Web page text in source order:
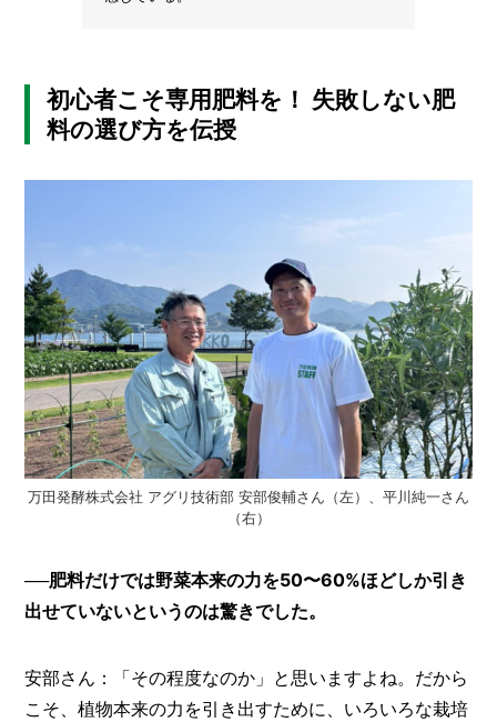
初心者こそ専用肥料を！ 失敗しない肥
料の選び方を伝授
万田発酵株式会社 アグリ技術部 安部俊輔さん（左）、平川純一さん
（右）
──肥料だけでは野菜本来の力を50〜60%ほどしか引き
出せていないというのは驚きでした。
安部さん：「その程度なのか」と思いますよね。だから
こそ、植物本来の力を引き出すために、いろいろな栽培